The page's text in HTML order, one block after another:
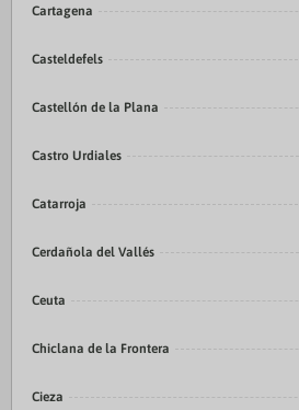
Cartagena
Casteldefels
Castellón de la Plana
Castro Urdiales
Catarroja
Cerdañola del Vallés
Ceuta
Chiclana de la Frontera
Cieza